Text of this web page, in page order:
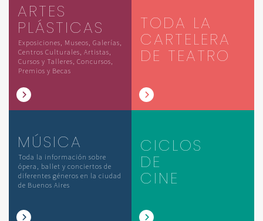
ARTES
PLÁSTICAS
Exposiciones, Museos, Galerías,
Centros Culturales, Artistas,
Cursos y Talleres, Concursos,
Premios y Becas
TODA LA
CARTELERA
DE TEATRO
MÚSICA
Toda la información sobre
ópera, ballet y conciertos de
diferentes géneros en la ciudad
de Buenos Aires
CICLOS
DE
CINE